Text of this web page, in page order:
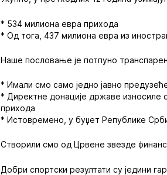
* 534 милиона евра прихода
* Од тога, 437 милиона евра из
Наше пословање је потпуно
* Имали смо само једно јавно
* Директне донације државе износиле
прихода
* Истовремено, у буџет Републике
Створили смо од Црвене звезде
Добри спортски резултати су једини